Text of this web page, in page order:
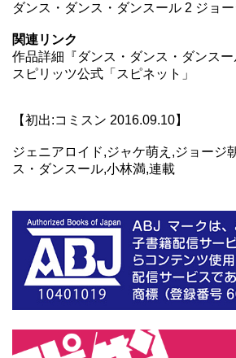
ダンス・ダンス・ダンスール 2 ジョ
関連リンク
作品詳細『ダンス・ダンス・ダンスー
スピリッツ公式「スピネット」
【初出:コミスン 2016.09.10】
ジェニアロイド,ジャケ萌え,ジョージ
ス・ダンスール,小林満,連載